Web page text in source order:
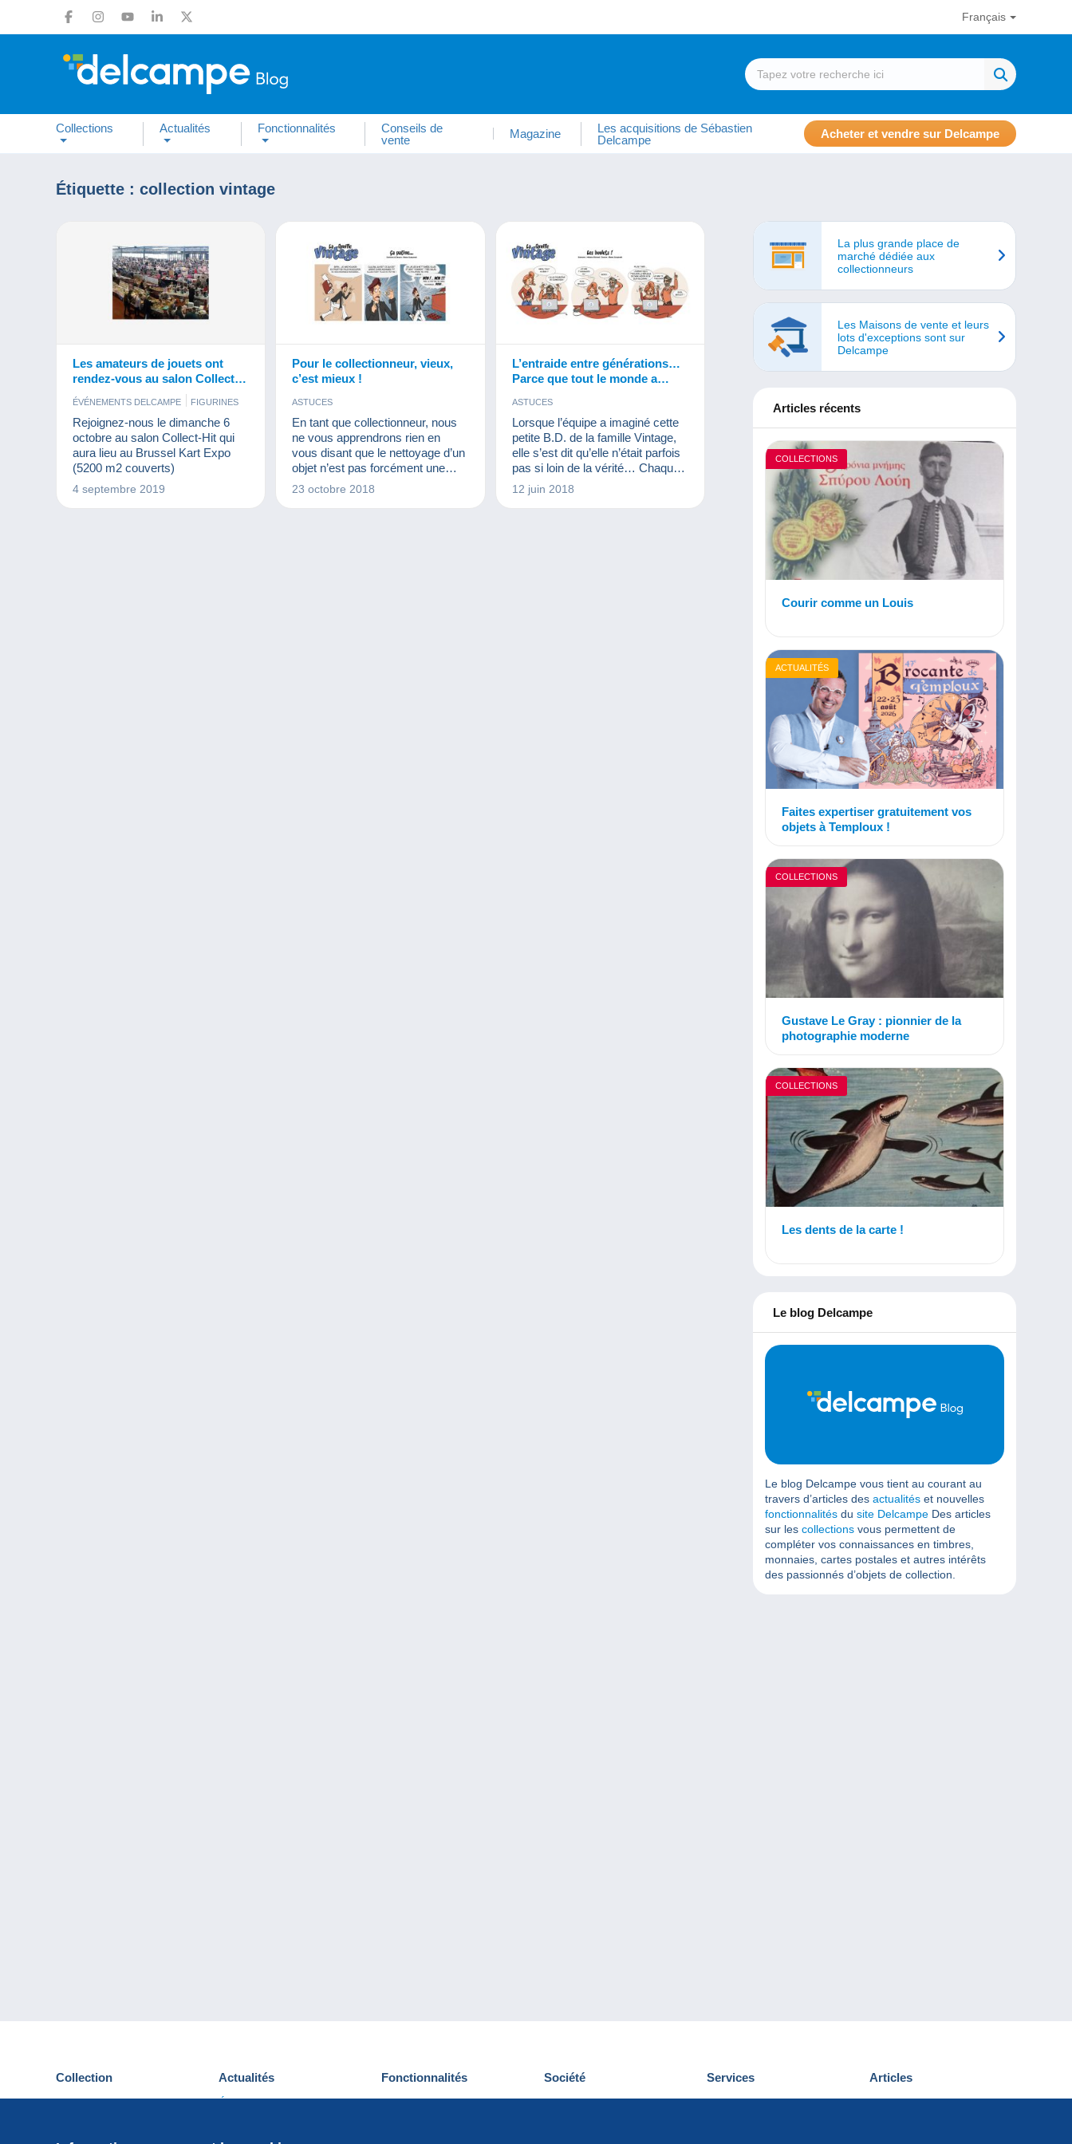
Français
Collections Actualités Fonctionnalités
Conseils de
vente
Magazine
Les acquisitions de Sébastien
Delcampe
Acheter et vendre sur Delcampe
Étiquette : collection vintage
Les amateurs de jouets ont
rendez-vous au salon Collect-
Hit le 6 octobre !
ÉVÉNEMENTS DELCAMPE
FIGURINES
JEUX
MAQUETTES
Rejoignez-nous le dimanche 6
octobre au salon Collect-Hit qui
aura lieu au Brussel Kart Expo
(5200 m2 couverts)
4 septembre 2019
Pour le collectionneur, vieux,
c’est mieux !
ASTUCES
En tant que collectionneur, nous
ne vous apprendrons rien en
vous disant que le nettoyage d’un
objet n’est pas forcément une
bonne chose.
23 octobre 2018
L’entraide entre générations…
Parce que tout le monde a
ASTUCES
Lorsque l’équipe a imaginé cette
petite B.D. de la famille Vintage,
elle s’est dit qu’elle n’était parfois
pas si loin de la vérité… Chaque
génération à des connaissances
à partager…
12 juin 2018
La plus grande place de
marché dédiée aux
collectionneurs
Les Maisons de vente et leurs
lots d'exceptions sont sur
Delcampe
Articles récents
COLLECTIONS
Courir comme un Louis
ACTUALITÉS
Faites expertiser gratuitement vos
objets à Temploux !
COLLECTIONS
Gustave Le Gray : pionnier de la
photographie moderne
COLLECTIONS
Les dents de la carte !
Le blog Delcampe
Le blog Delcampe vous tient au courant au
travers d’articles des actualités et nouvelles
fonctionnalités du site Delcampe Des articles
sur les collections vous permettent de
compléter vos connaissances en timbres,
monnaies, cartes postales et autres intérêts
des passionnés d’objets de collection.
Collection
Cartes postales
Actualités
Événements Delcampe
Fonctionnalités
Nouveautés
Société
Qui sommes-nous
Services
Découvrir Delcampe
Articles